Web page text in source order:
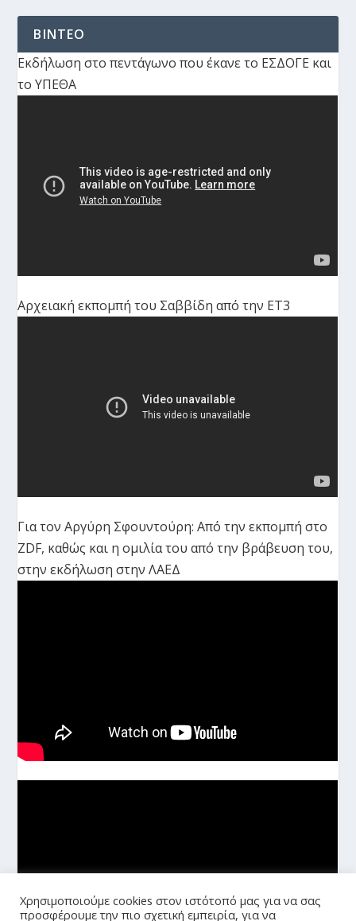
ΒΙΝΤΕΟ
Εκδήλωση στο πεντάγωνο που έκανε το ΕΣΔΟΓΕ και
το ΥΠΕΘΑ
Αρχειακή εκπομπή του Σαββίδη από την ΕΤ3
Για τον Αργύρη Σφουντούρη: Από την εκπομπή στο
ZDF, καθώς και η ομιλία του από την βράβευση του,
στην εκδήλωση στην ΛΑΕΔ
Χρησιμοποιούμε cookies στον ιστότοπό μας για να σας
προσφέρουμε την πιο σχετική εμπειρία, για να